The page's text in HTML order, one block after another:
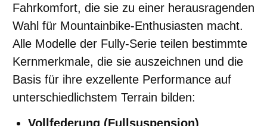
Fahrkomfort, die sie zu einer herausragenden
Wahl für Mountainbike-Enthusiasten macht.
Alle Modelle der Fully-Serie teilen bestimmte
Kernmerkmale, die sie auszeichnen und die
Basis für ihre exzellente Performance auf
unterschiedlichstem Terrain bilden:
Vollfederung (Fullsuspension)